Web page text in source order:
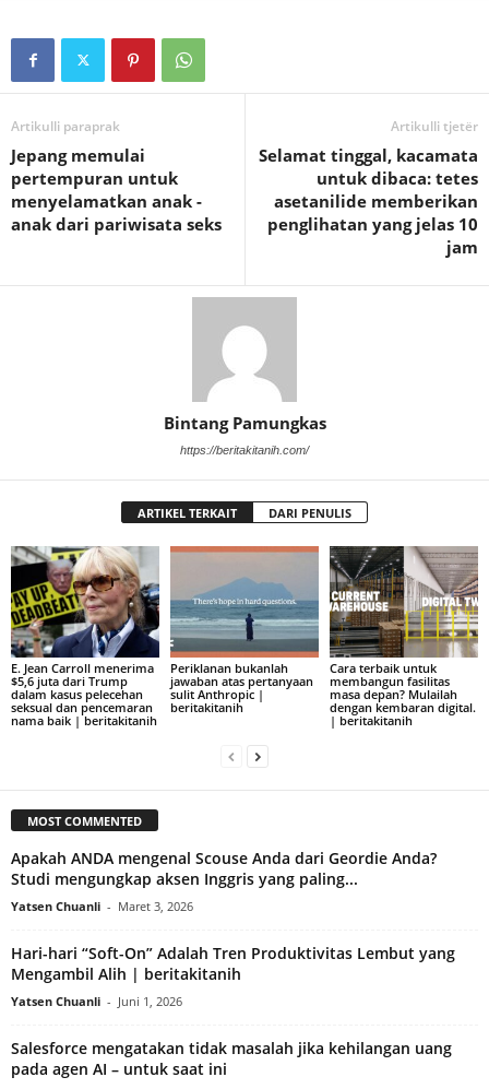
Artikulli paraprak
Jepang memulai
pertempuran untuk
menyelamatkan anak -
anak dari pariwisata seks
Artikulli tjetër
Selamat tinggal, kacamata
untuk dibaca: tetes
asetanilide memberikan
penglihatan yang jelas 10
jam
Bintang Pamungkas
https://beritakitanih.com/
ARTIKEL TERKAIT DARI PENULIS
E. Jean Carroll menerima
$5,6 juta dari Trump
dalam kasus pelecehan
seksual dan pencemaran
nama baik | beritakitanih
Periklanan bukanlah
jawaban atas pertanyaan
sulit Anthropic |
beritakitanih
Cara terbaik untuk
membangun fasilitas
masa depan? Mulailah
dengan kembaran digital.
| beritakitanih
MOST COMMENTED
Apakah ANDA mengenal Scouse Anda dari Geordie Anda?
Studi mengungkap aksen Inggris yang paling...
Yatsen Chuanli - Maret 3, 2026
Hari-hari “Soft-On” Adalah Tren Produktivitas Lembut yang
Mengambil Alih | beritakitanih
Yatsen Chuanli - Juni 1, 2026
Salesforce mengatakan tidak masalah jika kehilangan uang
pada agen AI – untuk saat ini